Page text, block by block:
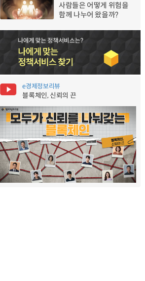
사람들은 어떻게 위험을
함께 나누어 왔을까?
e경제정보리뷰
블록체인, 신뢰의 끈